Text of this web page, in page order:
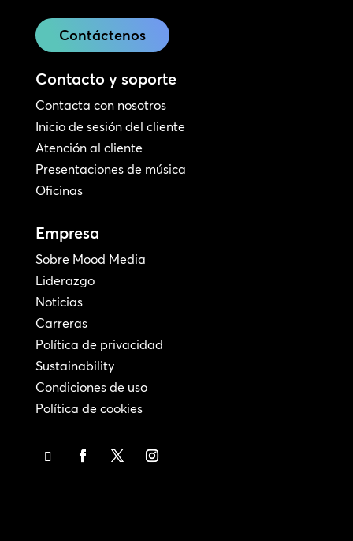
Contáctenos
Contacto y soporte
Contacta con nosotros
Inicio de sesión del cliente
Atención al cliente
Presentaciones de música
Oficinas
Empresa
Sobre Mood Media
Liderazgo
Noticias
Carreras
Política de privacidad
Sustainability
Condiciones de uso
Política de cookies